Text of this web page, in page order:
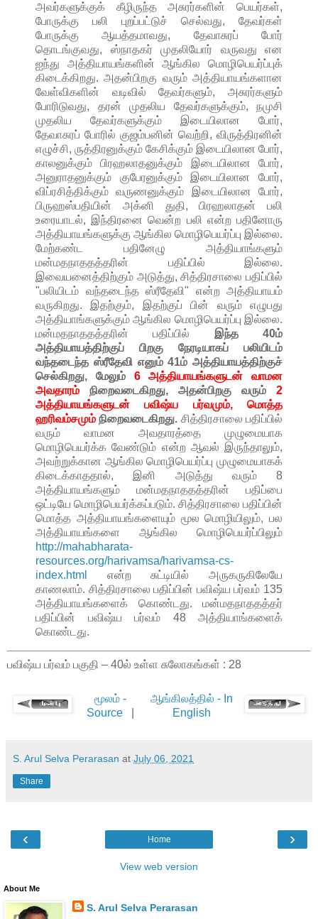
அவர்களுக்குக் கீழிருந்த அசுரர்களின் பெயர்கள்,
போருக்கு பலி புறப்பட்டுச் செல்வது, தேவர்கள்
போருக்கு ஆயத்தமாவது, தேவாசுரப் போர்
தொடங்குவது, ஸ்நாதகர் முதலியோர் வருவது என
ஐந்து அத்தியாயங்களின் ஆங்கில மொழிபெயர்ப்புக்
கிடைக்கிறது. அதன்பிறகு வரும் அத்தியாயங்களான
வேள்விகளின் வடிவில் தேவர்களும், அசுரர்களும்
போரிடுவது, தரன் முதலிய தேவர்களுக்கும், நமுசி
முதலிய தேவர்களுக்கும் இடையிலான போர்,
தேவாசுரப் போரில் குஜம்பனின் வெற்றி, விருத்திரனின்
எழுச்சி, ருத்திரனுக்கும் கேசிக்கும் இடையிலான போர்,
காலனுக்கும் பிரஹலாதனுக்கும் இடையிலான போர்,
அனுராதனுக்கும் குபேரனுக்கும் இடையிலான போர்,
விப்ரசித்திக்கும் வருணனுக்கும் இடையிலான போர்,
பிருஹஸ்பதியின் அக்னி துதி, பிரஹலாதன் பலி
உரையாடல், இந்திரனை வென்ற பலி என்ற பதினோரு
அத்தியாயங்களுக்கு ஆங்கில மொழிபெயர்ப்பு இல்லை.
மேற்கண்ட பதினேழு அத்தியாங்களும்
மன்மதநாததத்தரின் பதிப்பில் இல்லை.
இவையனைத்திற்கும் அடுத்து, சித்திரசாலை பதிப்பில்
"பலியிடம் வந்தடைந்த ஸ்ரீதேவி" என்ற அத்தியாயம்
வருகிறது. இதற்கும், இதற்குப் பின் வரும் எழுபது
அத்தியாங்களுக்கும் ஆங்கில மொழிபெயர்ப்பு இல்லை.
மன்மதநாததத்தரின் பதிப்பில் இந்த 40ம்
அத்தியாயத்திற்குப் பிறகு நேரடியாகப் பலியிடம்
வந்தடைந்த ஸ்ரீதேவி எனும் 41ம் அத்தியாயத்திற்குச்
செல்கிறது, மேலும் 6 அத்தியாயங்களுடன் வாமன
அவதாரம் நிறைவடைகிறது, அதன்பிறகு வரும் 2
அத்தியாயங்களுடன் பவிஷ்ய பர்வமும், மொத்த
ஹரிவம்சமும் நிறைவடைகிறது. சித்திரசாலை பதிப்பில்
வரும் வாமன அவதாரத்தை முழுமையாக
மொழிபெயர்க்க வேண்டும் என்ற ஆவல் இருந்தாலும்,
அவற்றுக்கான ஆங்கில மொழிபெயர்ப்பு முழுமையாகக்
கிடைக்காததால், இனி அடுத்து வரும் 8
அத்தியாயங்களும் மன்மதநாததத்தரின் பதிப்பை
ஒட்டியே மொழிபெயர்க்கப்படும். சித்திரசாலை பதிப்பின்
மொத்த அத்தியாயங்களையும் மூல மொழியிலும், பல
அத்தியாயங்களை ஆங்கில மொழிபெயர்ப்பிலும்
http://mahabharata-
resources.org/harivamsa/harivamsa-cs-
index.html
என்ற சுட்டியில் அருகருகிலேயே
காணலாம். சித்திரசாலை பதிப்பின் பவிஷ்ய பர்வம் 135
அத்தியாயங்களைக் கொண்டது. மன்மதநாததத்தர்
பதிப்பின் பவிஷ்ய பர்வம் 48 அத்தியாங்களைக்
கொண்டது.
பவிஷ்ய பர்வம் பகுதி – 40ல் உள்ள சுலோகங்கள் : 28
மூலம் -
Source|
ஆங்கிலத்தில் - In
English
S. Arul Selva Perarasan at July 06, 2021
Share
‹ ›
Home
View web version
About Me
S. Arul Selva Perarasan